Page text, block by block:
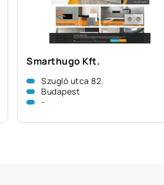
Smarthugo Kft.
Szugló utca 82.
Budapest
-